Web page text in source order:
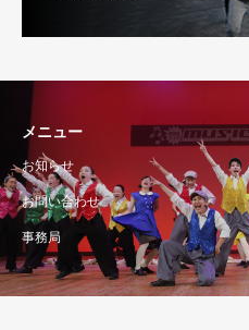
メニュー
お知らせ
お問い合わせ
事務局